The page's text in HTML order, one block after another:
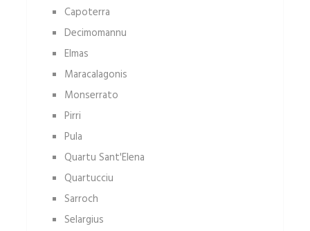
Capoterra
Decimomannu
Elmas
Maracalagonis
Monserrato
Pirri
Pula
Quartu Sant'Elena
Quartucciu
Sarroch
Selargius